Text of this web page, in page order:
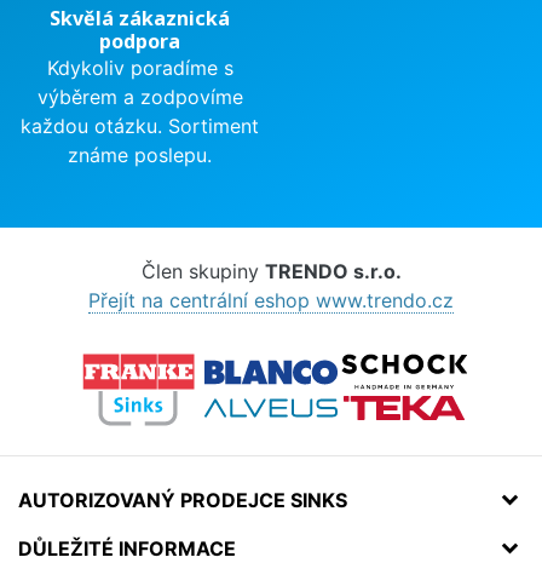
Skvělá zákaznická
podpora
Kdykoliv poradíme s
výběrem a zodpovíme
každou otázku. Sortiment
známe poslepu.
Člen skupiny TRENDO s.r.o.
Přejít na centrální eshop www.trendo.cz
AUTORIZOVANÝ PRODEJCE SINKS
DŮLEŽITÉ INFORMACE